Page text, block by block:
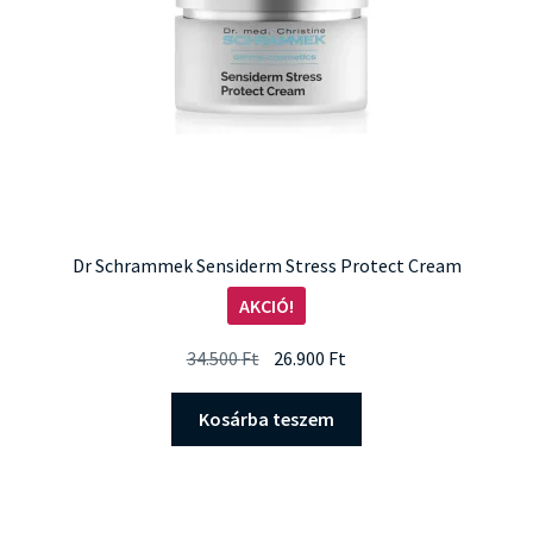
Dr Schrammek Sensiderm Stress Protect Cream
AKCIÓ!
34.500Ft Original
was:
34.500 Ft.
26.900 Ft
26.900 Ft.
Kosárba teszem